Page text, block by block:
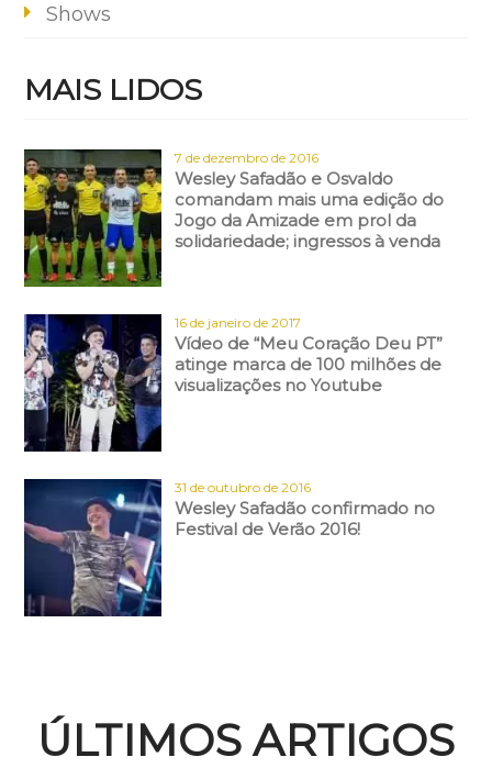
Shows
MAIS LIDOS
7 de dezembro de 2016
Wesley Safadão e Osvaldo
comandam mais uma edição do
Jogo da Amizade em prol da
solidariedade; ingressos à venda
16 de janeiro de 2017
Vídeo de “Meu Coração Deu PT”
atinge marca de 100 milhões de
visualizações no Youtube
31 de outubro de 2016
Wesley Safadão confirmado no
Festival de Verão 2016!
ÚLTIMOS ARTIGOS